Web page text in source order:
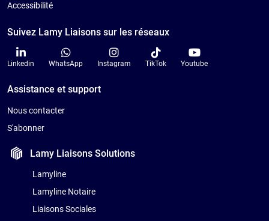
Accessibilité
Suivez Lamy Liaisons sur les réseaux
Linkedin WhatsApp Instagram TikTok Youtube
Assistance et support
Nous contacter
S'abonner
Lamy LiaisonsSolutions
Lamyline
Lamyline Notaire
Liaisons Sociales